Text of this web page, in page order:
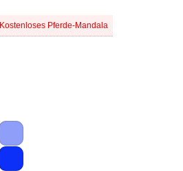
Kostenloses Pferde-Mandala